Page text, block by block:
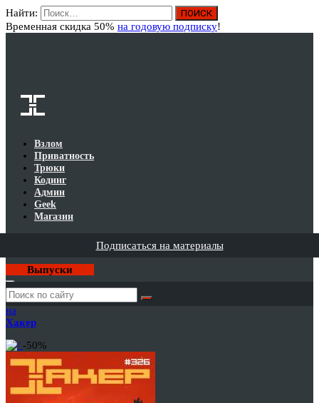
Найти:
Временная скидка 50% на годовую подписку!
Взлом
Приватность
Трюки
Кодинг
Админ
Geek
Магазин
Подписаться на материалы
Выпуски
Годовая
подписка
на
Хакер
-50%